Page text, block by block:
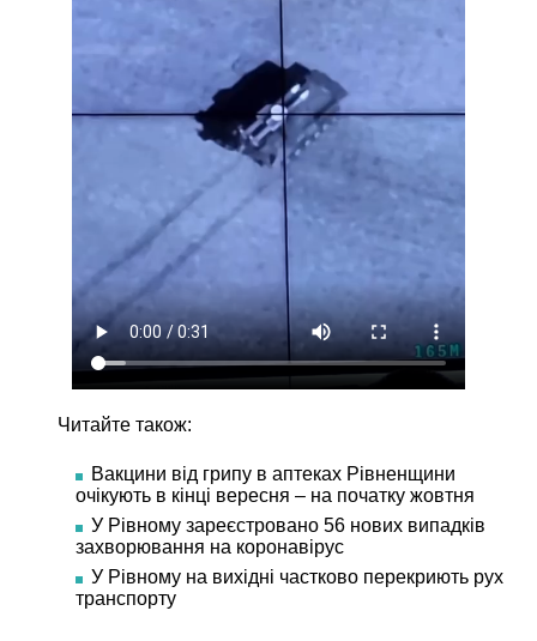
Читайте також:
Вакцини від грипу в аптеках Рівненщини
очікують в кінці вересня – на початку жовтня
У Рівному зареєстровано 56 нових випадків
захворювання на коронавірус
У Рівному на вихідні частково перекриють рух
транспорту